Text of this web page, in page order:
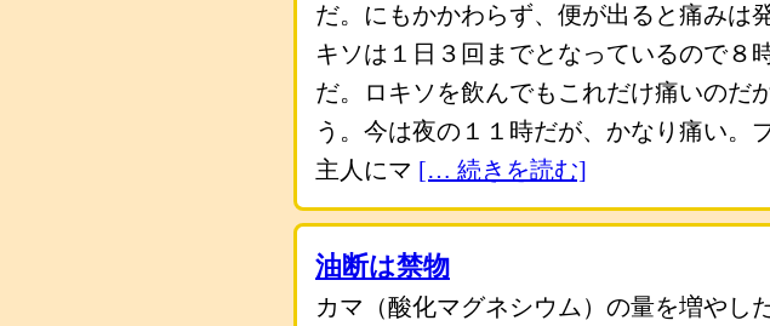
だ。にもかかわらず、便が出ると痛みは
キソは１日３回までとなっているので８
だ。ロキソを飲んでもこれだけ痛いのだ
う。今は夜の１１時だが、かなり痛い。
主人にマ [… 続きを読む]
油断は禁物
カマ（酸化マグネシウム）の量を増やし